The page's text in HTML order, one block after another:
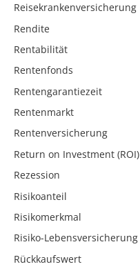
Reisekrankenversicherung
Rendite
Rentabilität
Rentenfonds
Rentengarantiezeit
Rentenmarkt
Rentenversicherung
Return on Investment (ROI)
Rezession
Risikoanteil
Risikomerkmal
Risiko-Lebensversicherung
Rückkaufswert